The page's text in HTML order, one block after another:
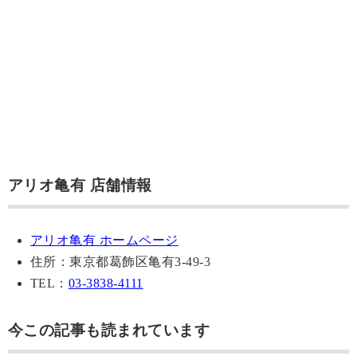
アリオ亀有 店舗情報
アリオ亀有 ホームページ
住所：東京都葛飾区亀有3-49-3
TEL： 03-3838-4111
今この記事も読まれています